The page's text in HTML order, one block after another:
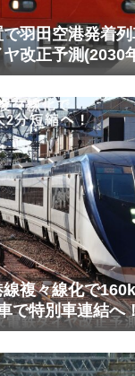
で羽田空港発着
改正予測(2030
複々線化で
で特別車連結
(2029年以降予